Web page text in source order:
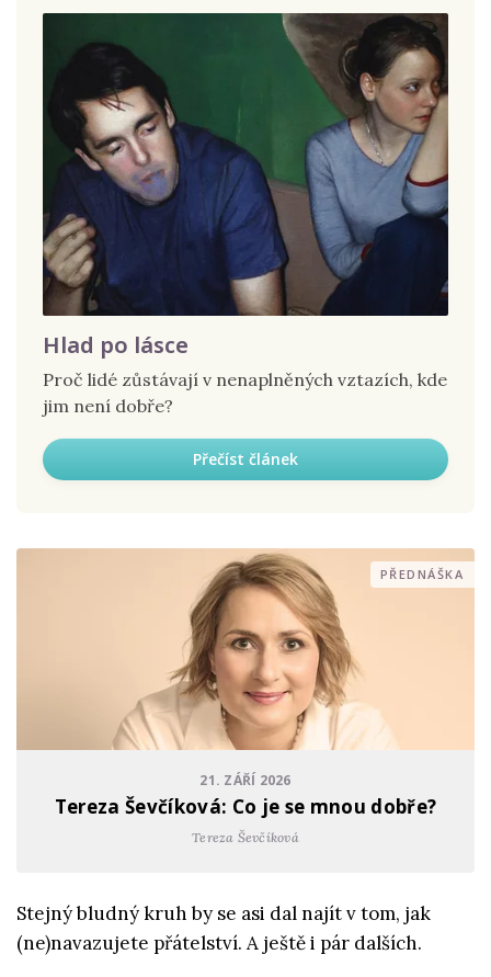
Hlad po lásce
Proč lidé zůstávají v nenaplněných vztazích, kde
jim není dobře?
Přečíst článek
PŘEDNÁŠKA
21. ZÁŘÍ 2026
Tereza Ševčíková: Co je se mnou dobře?
Tereza Ševčíková
Stejný bludný kruh by se asi dal najít v tom, jak
(ne)navazujete přátelství. A ještě i pár dalších.